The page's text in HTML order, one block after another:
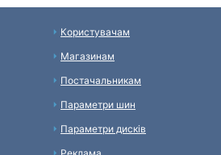
Користувачам
Магазинам
Постачальникам
Параметри шин
Параметри дисків